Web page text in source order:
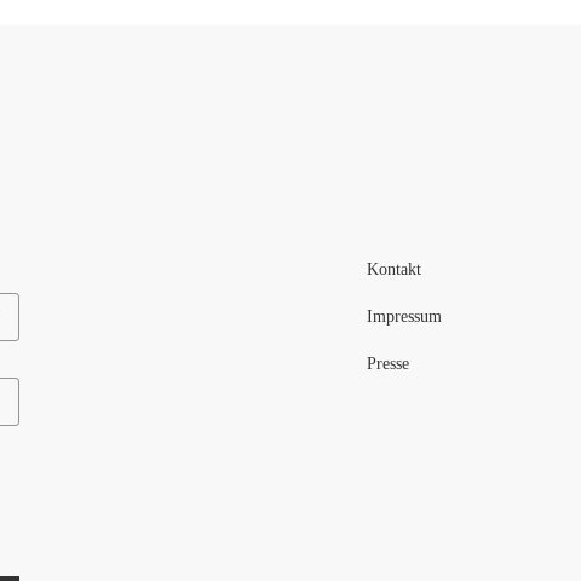
Kontakt
Impressum
Presse